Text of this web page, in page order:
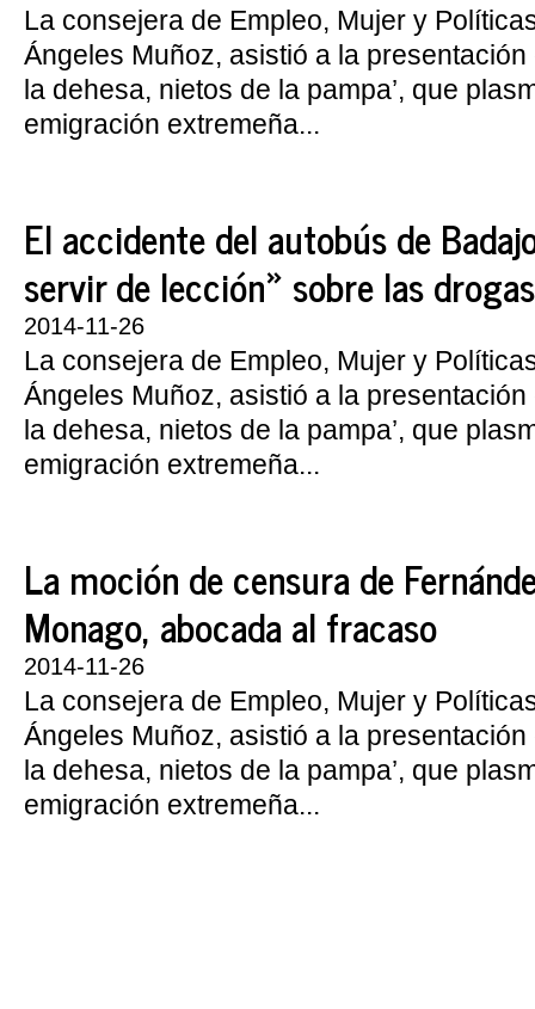
La consejera de Empleo, Mujer y
Ángeles Muñoz, asistió a la presentación
la dehesa, nietos de la pampa’, que
emigración extremeña...
El accidente del autobús de
servir de lección» sobre las drogas
2014-11-26
La consejera de Empleo, Mujer y
Ángeles Muñoz, asistió a la presentación
la dehesa, nietos de la pampa’, que
emigración extremeña...
La moción de censura de
Monago, abocada al fracaso
2014-11-26
La consejera de Empleo, Mujer y
Ángeles Muñoz, asistió a la presentación
la dehesa, nietos de la pampa’, que
emigración extremeña...